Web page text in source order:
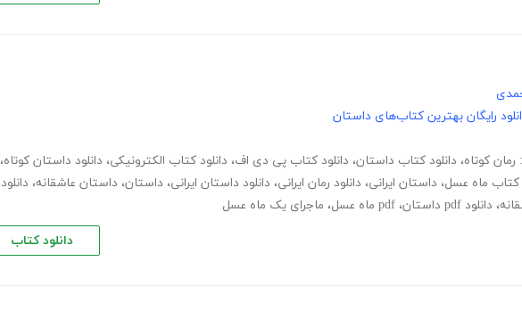
رایگان بهترین کتاب‌های داستان
رمان کوتاه، دانلود کتاب داستان، دانلود کتاب پی دی اف، دانلود کتاب الکترونیکی، دانلود داستان کوتاه،
، داستان ایرانی، دانلود رمان ایرانی، دانلود داستان ایرانی، داستان، داستان عاشقانه، دانلود
، دانلود pdf داستان ، pdf ماه عسل ، ماجرای یک ماه عسل
دانلود کتاب